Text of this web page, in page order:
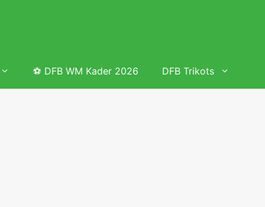
⚽ DFB WM Kader 2026 DFB Trikots